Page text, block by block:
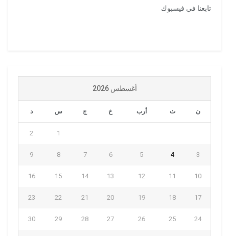
تابعنا في فيسبوك
أغسطس 2026
ن ث أرب خ ج س د
1
2
3
4
5
6
7
8
9
10
11
12
13
14
15
16
17
18
19
20
21
22
23
24
25
26
27
28
29
30